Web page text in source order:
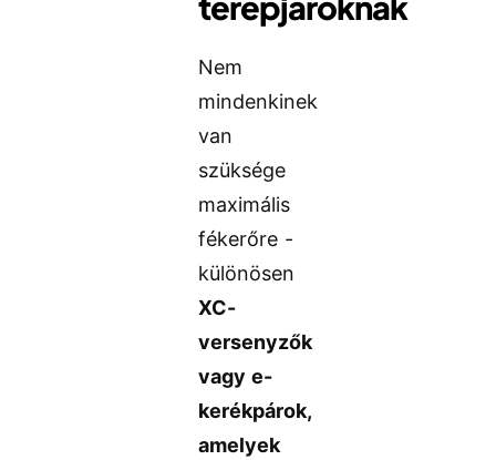
Nem
mindenkinek
van
szüksége
maximális
fékerőre -
különösen
XC-
versenyzők
vagy e-
kerékpárok,
amelyek